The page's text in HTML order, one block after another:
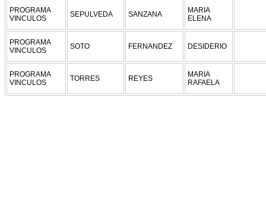
PROGRAMA
VINCULOS
SEPULVEDA SANZANA
MARIA
ELENA
PROGRAMA
VINCULOS
SOTO FERNANDEZ DESIDERIO
PROGRAMA
VINCULOS
TORRES REYES
MARIA
RAFAELA